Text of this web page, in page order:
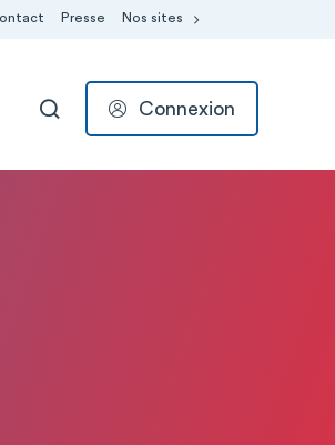
Presse Nos sites
RECHERCHER
Connexion